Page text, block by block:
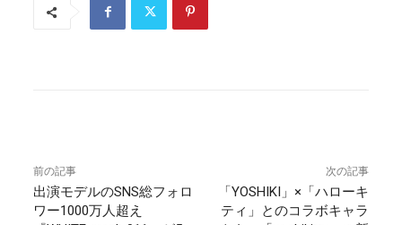
前の記事
出演モデルのSNS総フォロ
ワー1000万人超え
次の記事
「YOSHIKI」×「ハローキ
ティ」とのコラボキャラ